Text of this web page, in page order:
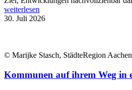
weiterlesen
30. Juli 2026
© Marijke Stasch, StädteRegion Aachen
Kommunen auf ihrem Weg in